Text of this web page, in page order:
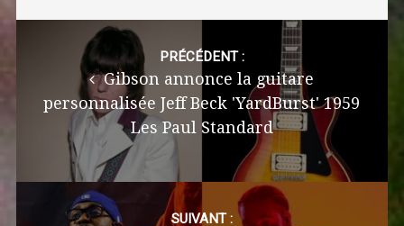
navigation
PRÉCÉDENT :
Gibson annonce la guitare
personnalisée Jeff Beck 'YardBurst' 1959
Les Paul Standard
SUIVANT :